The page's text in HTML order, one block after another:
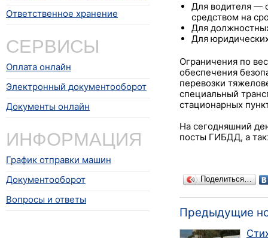
Ответственное хранение
СЕРВИСЫ
Оплата онлайн
Электронный документооборот
Документы онлайн
ИНФОРМАЦИЯ
График отправки машин
Документооборот
Вопросы и ответы
Для водителя —
средством на
Для
Для
Ограничения по
обеспечения
перевозки
специальный
стационарных
На сегодняшний
посты ГИБДД, а
Поделиться…
Предыдущие